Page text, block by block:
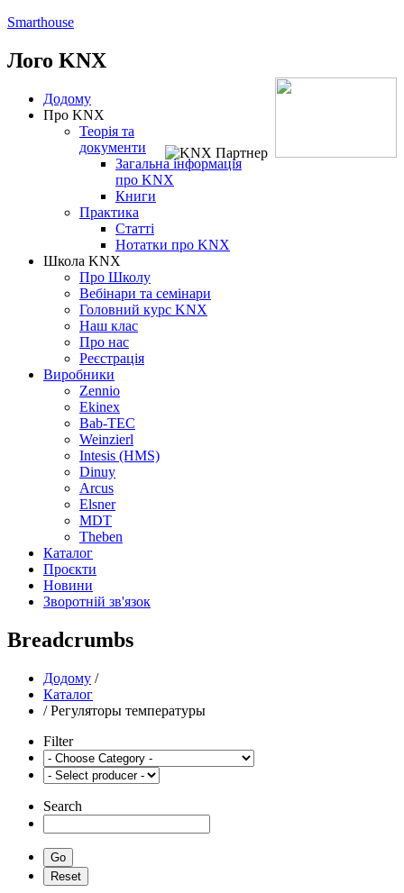
Smarthouse
Лого KNX
Додому
Про KNX
Теорія та
документи
Загальна інформація
про KNX
Книги
Практика
Статті
Нотатки про KNХ
Школа KNX
Про Школу
Вебінари та семінари
Головний курс KNX
Наш клас
Про нас
Реєстрація
Виробники
Zennio
Ekinex
Bab-TEC
Weinzierl
Intesis (HMS)
Dinuy
Arcus
Elsner
MDT
Theben
Каталог
Проєкти
Новини
Зворотній зв'язок
Breadcrumbs
Додому /
Каталог
/ Регуляторы температуры
Filter
Search